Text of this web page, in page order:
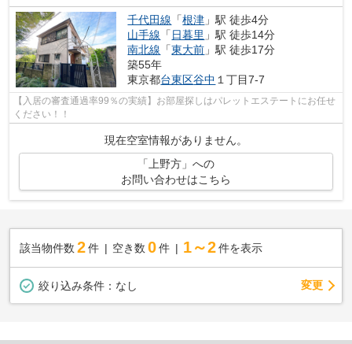
千代田線 「根津 」駅 徒歩4分
山手線 「 日暮里 」駅 徒歩14分
南北線 「東大前 」駅 徒歩17分
築55年
東京都台東区谷中 １丁目7-7
【入居の審査通過率99％の実績】お部屋探しはパレットエステートにお任せ
ください！！
現在空室情報がありません。
「上野方」への
お問い合わせはこちら
該当物件数 2件 空き数 0 件 1～2 件を表示
絞り込み条件： なし 変更